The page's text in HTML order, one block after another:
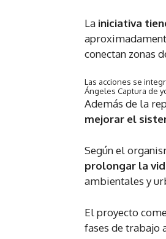
La iniciativa
conectan zonas
Las acciones se
Ángeles Captura de
Además de la
mejorar el
Según el
prolongar la
ambientales y
El proyecto
fases de trabajo